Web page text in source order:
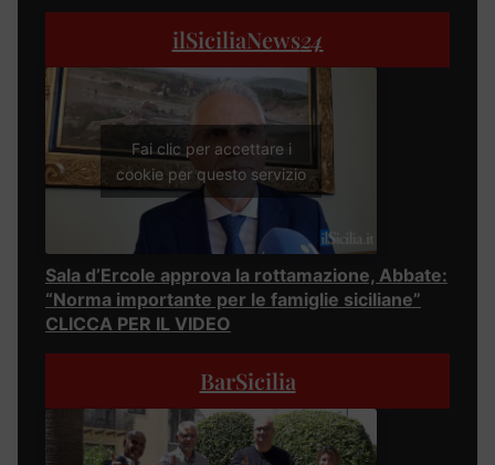
ilSiciliaNews24
Fai clic per accettare i
cookie per questo servizio
Sala d’Ercole approva la rottamazione, Abbate:
“Norma importante per le famiglie siciliane”
CLICCA PER IL VIDEO
BarSicilia